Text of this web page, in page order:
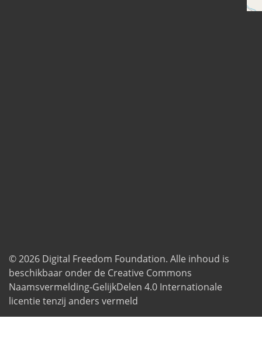
© 2026 Digital Freedom Foundation. Alle inhoud is
beschikbaar onder de Creative Commons
Naamsvermelding-GelijkDelen 4.0 Internationale
licentie tenzij anders vermeld